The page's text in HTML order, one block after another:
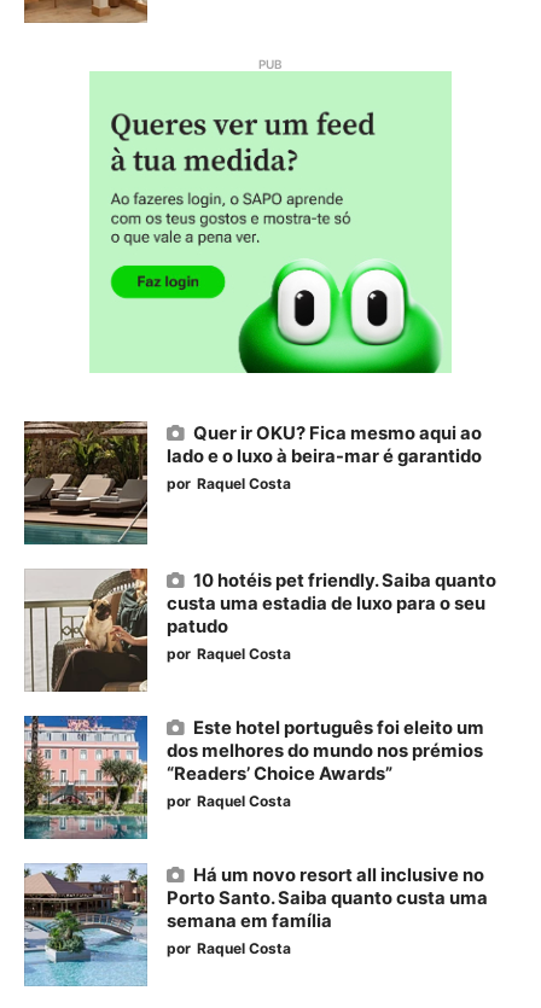
Quer ir OKU? Fica mesmo aqui ao
lado e o luxo à beira-mar é garantido
por Raquel Costa
10 hotéis pet friendly. Saiba quanto
custa uma estadia de luxo para o seu
patudo
por Raquel Costa
Este hotel português foi eleito um
dos melhores do mundo nos prémios
“Readers’ Choice Awards”
por Raquel Costa
Há um novo resort all inclusive no
Porto Santo. Saiba quanto custa uma
semana em família
por Raquel Costa